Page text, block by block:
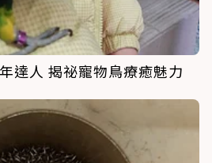
達人 揭祕寵物鳥療癒魅力